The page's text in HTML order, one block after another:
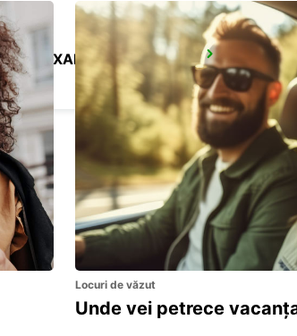
NAXXAR
Locuri de văzut
Unde vei petrece